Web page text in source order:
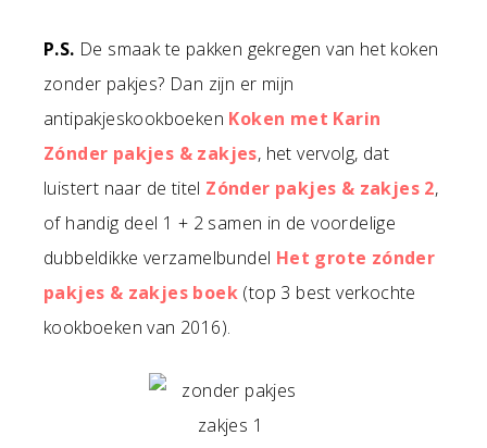
P.S. De smaak te pakken gekregen van het koken
zonder pakjes? Dan zijn er mijn
antipakjeskookboeken Koken met Karin
Zónder pakjes & zakjes, het vervolg, dat
luistert naar de titel Zónder pakjes & zakjes 2,
of handig deel 1 + 2 samen in de voordelige
dubbeldikke verzamelbundel Het grote zónder
pakjes & zakjes boek (top 3 best verkochte
kookboeken van 2016).